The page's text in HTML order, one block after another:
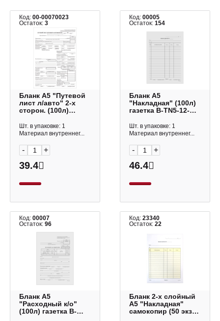
Код: 00-00070023
Остаток: 3
Бланк А5 "Путевой
лист л/авто" 2-х
сторон. (100л)
252459 OfficeSpace
Шт. в упаковке: 1
Материал внутреннег...
- +
39.4
Код:00005
Остаток:154
Бланк А5
"Накладная" (100л)
газетка B-TN5-12-
Шт. в упаковке: 1
Материал внутреннег...
- +
46.4
Код: 00007
Остаток: 96
Бланк А5
"Расходный к/о"
(100л) газетка B-
Код:23340
Остаток:22
Бланк 2-х слойный
А5 "Накладная"
самокопир (50 экз)